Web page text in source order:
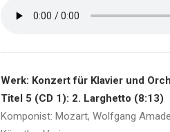
Werk: Konzert für Klavier und
Titel 5 (CD 1): 2. Larghetto (8:13)
Komponist: Mozart, Wolfgang